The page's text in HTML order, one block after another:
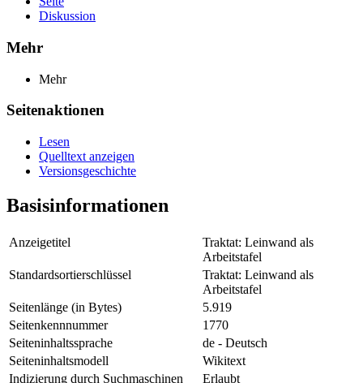
Diskussion
Mehr
Mehr
Seitenaktionen
Lesen
Quelltext anzeigen
Versionsgeschichte
Basisinformationen
Anzeigetitel
Traktat: Leinwand als
Arbeitstafel
Standardsortierschlüssel
Traktat: Leinwand als
Arbeitstafel
Seitenlänge (in Bytes)
5.919
Seitenkennnummer
1770
Seiteninhaltssprache
de - Deutsch
Seiteninhaltsmodell
Wikitext
Indizierung durch Suchmaschinen
Erlaubt